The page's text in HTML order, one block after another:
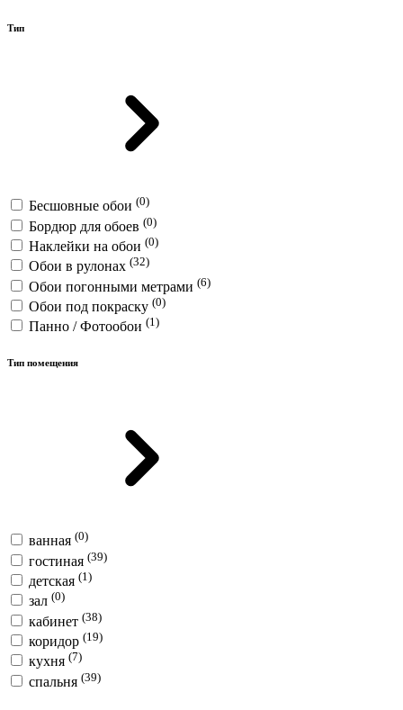
Тип
Бесшовные обои (0)
Бордюр для обоев (0)
Наклейки на обои (0)
Обои в рулонах (32)
Обои погонными метрами (6)
Обои под покраску (0)
Панно / Фотообои (1)
Тип помещения
ванная (0)
гостиная (39)
детская (1)
зал (0)
кабинет (38)
коридор (19)
кухня (7)
спальня (39)